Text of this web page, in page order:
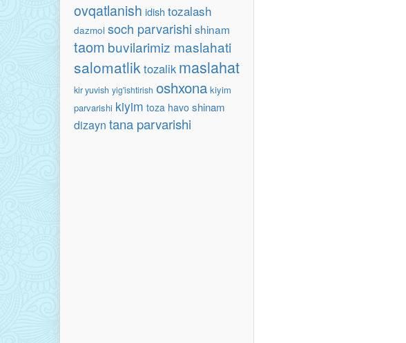
ovqatlanish idish tozalash
dazmol soch parvarishi shinam
taom buvilarimiz maslahati
salomatliktozalik maslahat
kir yuvish yig'ishtirish oshxona kiyim
parvarishi kiyim toza havo shinam
dizayn tana parvarishi